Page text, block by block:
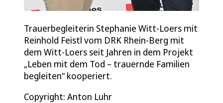
Trauerbegleiterin Stephanie Witt-Loers mit
Reinhold Feistl vom DRK Rhein-Berg mit
dem Witt-Loers seit Jahren in dem Projekt
„Leben mit dem Tod – trauernde Familien
begleiten“ kooperiert.
Copyright: Anton Luhr